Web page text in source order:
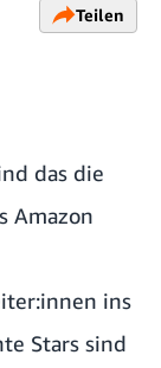
Teilen
das die
Amazon
ins
Stars sind